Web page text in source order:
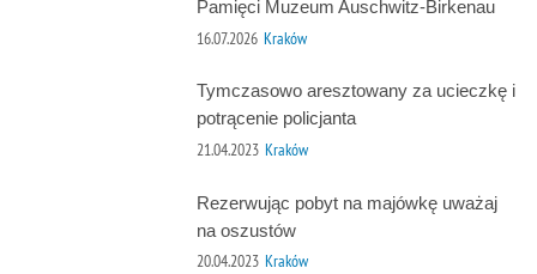
Pamięci Muzeum Auschwitz-Birkenau
16.07.2026 Kraków
Tymczasowo aresztowany za ucieczkę i
potrącenie policjanta
21.04.2023 Kraków
Rezerwując pobyt na majówkę uważaj
na oszustów
20.04.2023 Kraków